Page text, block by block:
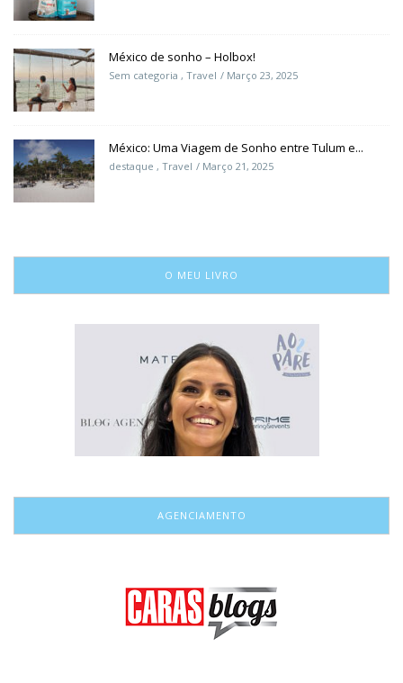
México de sonho – Holbox!
Sem categoria , Travel Março 23, 2025
México: Uma Viagem de Sonho entre Tulum e...
destaque , Travel Março 21, 2025
O MEU LIVRO
AGENCIAMENTO